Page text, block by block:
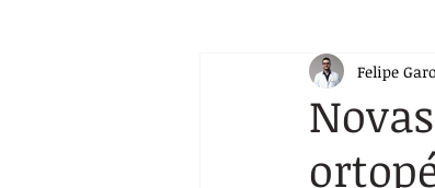
Animais Exóticos
Endocrinologia
Felipe